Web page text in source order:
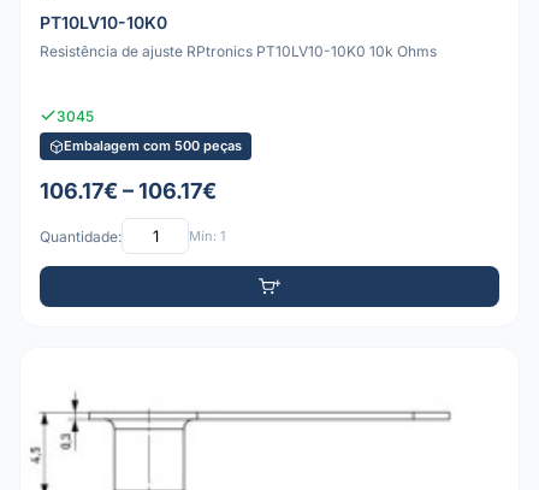
PT10LV10-10K0
Resistência de ajuste RPtronics PT10LV10-10K0 10k Ohms
3045
Embalagem com 500 peças
106.17€ – 106.17€
Quantidade: Mín: 1